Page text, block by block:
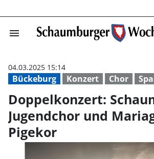
menu
Bückeburg Konzert Chor
04.03.2025 15:14
Doppelkonzert:
Jugendchor und
Pigekor